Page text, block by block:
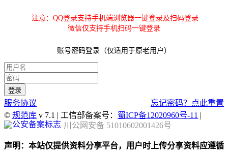
注意：QQ登录支持手机端浏览器一键登录及扫码登录
微信仅支持手机扫码一键登录
账号密码登录（仅适用于原老用户）
服务协议
忘记密码？点此重置
© 规范库 v 7.1 | 工信部备案号： 蜀ICP备12020960号-11 |
川公网安备 51010602001426号
声明：本站仅提供资料分享平台，用户时上传分享资料应遵循